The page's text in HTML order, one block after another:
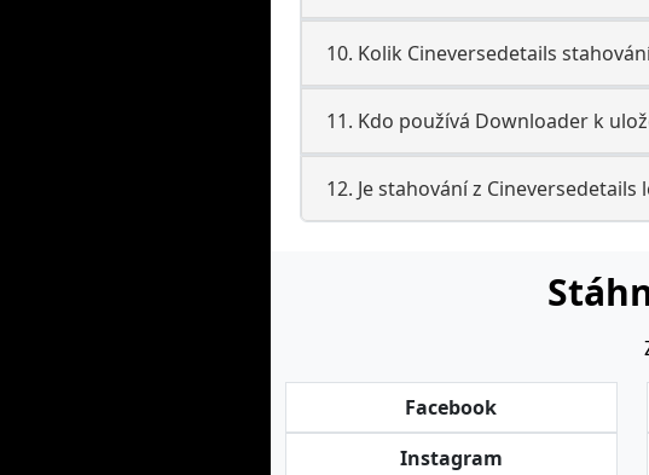
10. Kolik Cineversedetails
11. Kdo používá Downloader k
12. Je stahování z Cineversedetails
Facebook
Instagram